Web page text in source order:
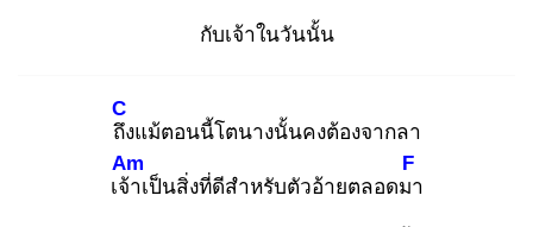
กับเจ้าในวันนั้น
ถึง
C
แม้ตอนนี้โตนางนั้นคงต้องจากลา
เจ้า
Am
เป็นสิ่งที่ดีสำหรับตัวอ้ายตลอดมา
F